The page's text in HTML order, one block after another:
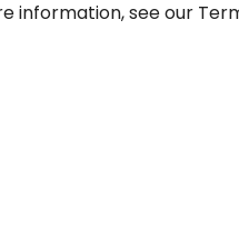
Überobligatorisch –
information, see our